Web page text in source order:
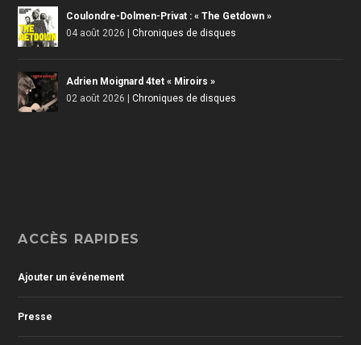
Coulondre-Dolmen-Privat : « The Getdown »
04 août 2026 |Chroniques de disques
Adrien Moignard 4tet « Miroirs »
02 août 2026 |Chroniques de disques
ACCÈS RAPIDES
Ajouter un événement
Presse